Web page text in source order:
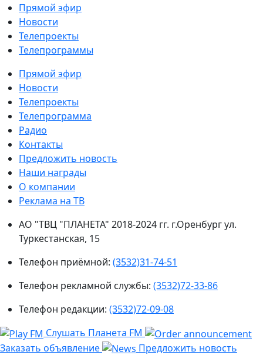
Прямой эфир
Новости
Телепроекты
Телепрограммы
Прямой эфир
Новости
Телепроекты
Телепрограмма
Радио
Контакты
Предложить новость
Наши награды
О компании
Реклама на ТВ
АО "ТВЦ "ПЛАНЕТА" 2018-2024 гг. г.Оренбург ул.
Туркестанская, 15
Телефон приёмной: (3532)31-74-51
Телефон рекламной службы: (3532)72-33-86
Телефон редакции: (3532)72-09-08
Слушать Планета FM
Заказать объявление
Предложить новость